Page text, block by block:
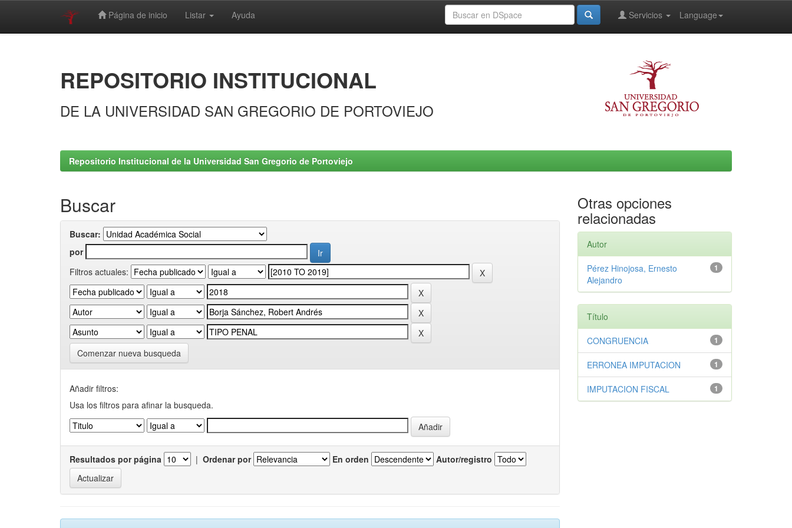
Página de inicio Listar Ayuda Language
Servicios
REPOSITORIO INSTITUCIONAL
DE LA UNIVERSIDAD SAN GREGORIO DE PORTOVIEJO
Repositorio Institucional de la Universidad San Gregorio de Portoviejo
Buscar
Buscar:
por
Filtros actuales:
Comenzar nueva busqueda
Añadir filtros:
Usa los filtros para afinar la busqueda.
Resultados por página | Ordenar por En orden Autor/registro
Otras opciones
relacionadas
Autor
1
Pérez Hinojosa, Ernesto
Alejandro
Título
1
CONGRUENCIA
1
ERRONEA IMPUTACION
1
IMPUTACION FISCAL